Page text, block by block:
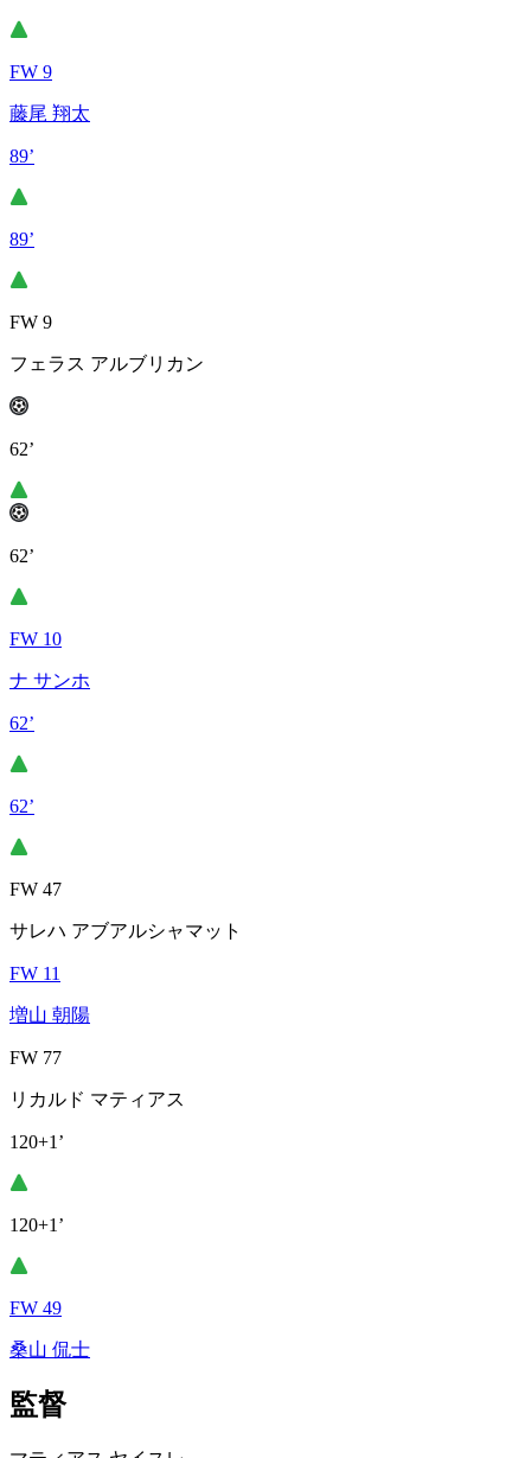
FW 9
藤尾 翔太
89’
89’
FW 9
フェラス アルブリカン
62’
62’
FW 10
ナ サンホ
62’
62’
FW 47
サレハ アブアルシャマット
FW 11
増山 朝陽
FW 77
リカルド マティアス
120+1’
120+1’
FW 49
桑山 侃士
監督